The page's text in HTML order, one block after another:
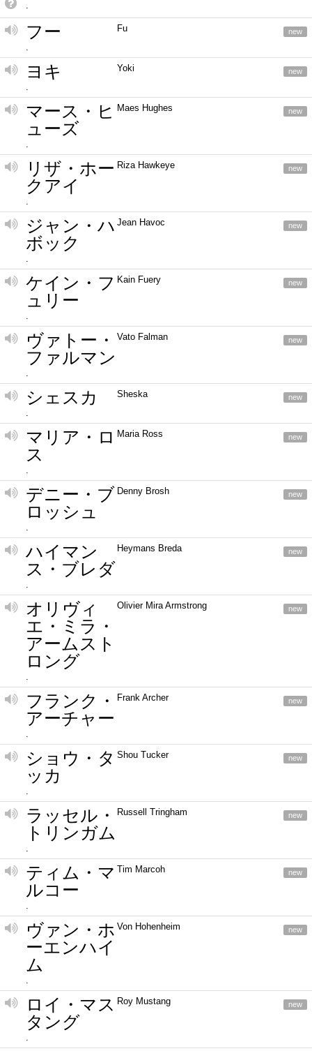
.
フー
.
Fu new
ヨキ
.
Yoki new
マース・ヒ
ューズ
.
Maes Hughes new
リザ・ホー
クアイ
.
Riza Hawkeye new
ジャン・ハ
ボック
.
Jean Havoc new
ケイン・フ
ュリー
.
Kain Fuery new
ヴァトー・
ファルマン
.
Vato Falman new
シェスカ
.
Sheska new
マリア・ロ
ス
.
Maria Ross new
デニー・ブ
ロッシュ
.
Denny Brosh new
ハイマン
ス・ブレダ
.
Heymans Breda new
オリヴィ
エ・ミラ・
アームスト
ロング
.
Olivier Mira Armstrong new
フランク・
アーチャー
.
Frank Archer new
ショウ・タ
ッカ
.
Shou Tucker new
ラッセル・
トリンガム
.
Russell Tringham new
ティム・マ
ルコー
.
Tim Marcoh new
ヴァン・ホ
ーエンハイ
ム
.
Von Hohenheim new
ロイ・マス
タング
.
Roy Mustang new